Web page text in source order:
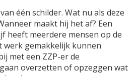
één schilder. Wat nu als deze
maakt hij het af? Een
heeft meerdere mensen op de
werk gemakkelijk kunnen
met een ZZP-er de
overzetten of opzeggen wat